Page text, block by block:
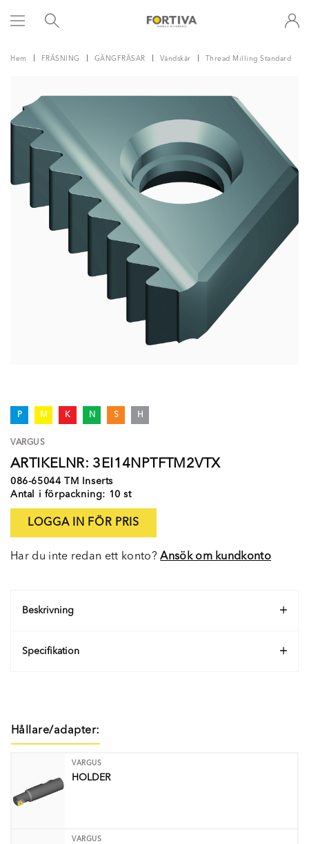
Hem FRÄSNING GÄNGFRÄSAR Vändskär Thread Milling Standard
P M K N S H
VARGUS
ARTIKELNR: 3EI14NPTFTM2VTX
086-65044 TM Inserts
Antal i förpackning: 10 st
LOGGA IN FÖR PRIS
Har du inte redan ett konto?Ansök om kundkonto
Beskrivning
Specifikation
Hållare/adapter:
VARGUS
HOLDER
VARGUS